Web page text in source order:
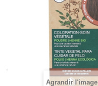
Agrandir l'image